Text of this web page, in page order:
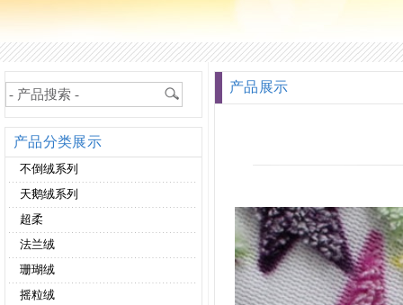
产品分类展示
不倒绒系列
天鹅绒系列
超柔
法兰绒
珊瑚绒
摇粒绒
产品展示